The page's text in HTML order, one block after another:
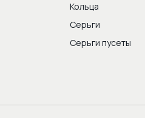
Кольца
Серьги
Серьги пусеты